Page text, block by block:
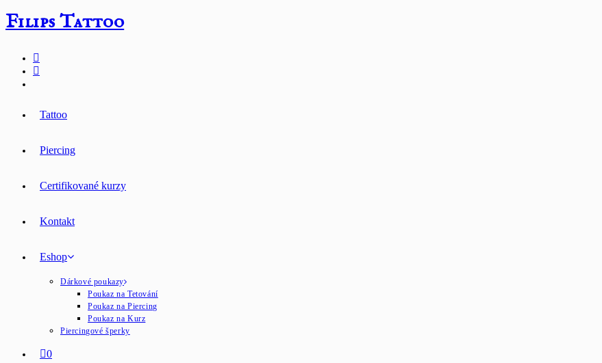
Přejít
k
Filips Tattoo
Tattoo
Piercing
Certifikované kurzy
Kontakt
Eshop
Dárkové poukazy
Poukaz na Tetování
Poukaz na Piercing
Poukaz na Kurz
Piercingové šperky
0